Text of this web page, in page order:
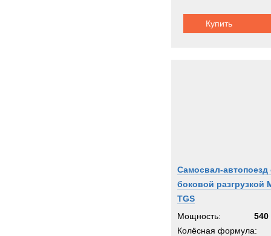
Купить
Самосвал-автопоезд
боковой разгрузкой
TGS
Мощность:
540
Колёсная формула: